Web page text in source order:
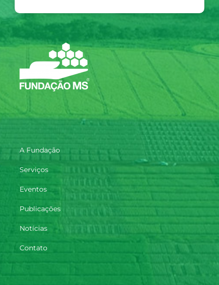
A Fundação
Serviços
Eventos
Publicações
Notícias
Contato